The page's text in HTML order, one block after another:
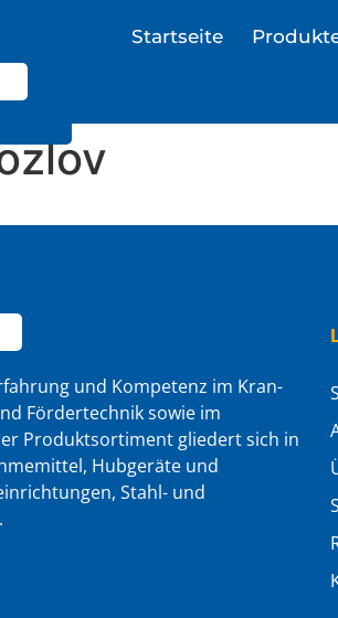
Startseite
und Kompetenz im Kran-
Fördertechnik sowie im
Produktsortiment gliedert sich in
Hubgeräte und
Stahl- und